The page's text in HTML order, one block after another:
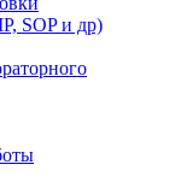
SOP и др)